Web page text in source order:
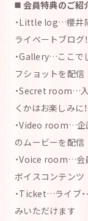
◼️ 会員特典のご紹
・Little log…櫻井
ライベートブログ！
・Gallery…ここで
フショットを配信
・Secret room…
くかはお楽しみに！
・Video room…企
のムービーを配信
・Voice room…会
ボイスコンテンツ
・Ticket…ライブ
みいただけます